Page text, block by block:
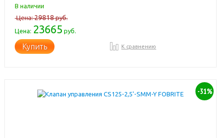
В наличии
Цена:29818руб.
Цена: 23665руб.
Купить К сравнению
-31%